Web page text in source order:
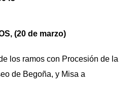
(20 de marzo)
los ramos con Procesión de la
de Begoña, y Misa a